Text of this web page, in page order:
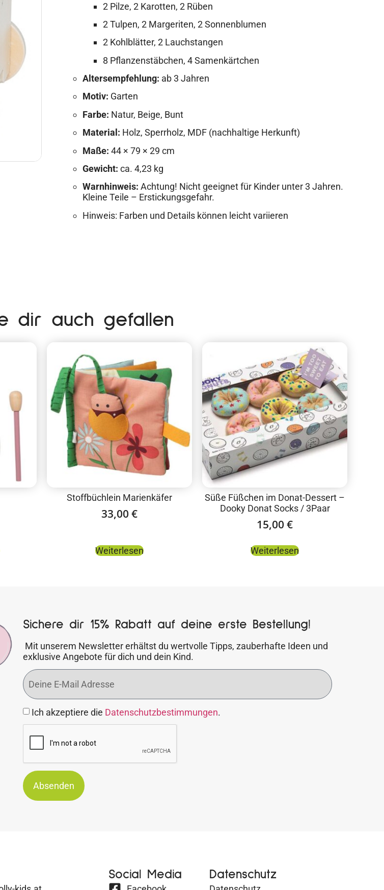
2 Pilze, 2 Karotten, 2 Rüben
2 Tulpen, 2 Margeriten, 2 Sonnenblumen
2 Kohlblätter, 2 Lauchstangen
8 Pflanzenstäbchen, 4 Samenkärtchen
Altersempfehlung: ab 3 Jahren
Motiv: Garten
Farbe: Natur, Beige, Bunt
Material: Holz, Sperrholz, MDF (nachhaltige Herkunft)
Maße: 44 × 79 × 29 cm
Gewicht: ca. 4,23 kg
Warnhinweis: Achtung! Nicht geeignet für Kinder unter 3 Jahren.
Kleine Teile – Erstickungsgefahr.
Hinweis: Farben und Details können leicht variieren
dir auch gefallen
Stoffbüchlein Marienkäfer
33,00 €
Weiterlesen
Süße Füßchen im Donat-Dessert –
Dooky Donat Socks / 3Paar
15,00 €
Weiterlesen
Sichere dir 15% Rabatt auf deine erste Bestellung!
Mit unserem Newsletter erhältst du wertvolle Tipps, zauberhafte Ideen und
exklusive Angebote für dich und dein Kind.
Ich akzeptiere die Datenschutzbestimmungen.
Absenden
Social Media Datenschutz